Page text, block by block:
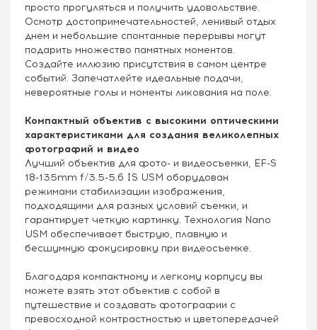
просто прогуляться и получить удовольствие.
Осмотр достопримечательностей, ленивый отдых
днем и небольшие спонтанные перерывы могут
подарить множество памятных моментов.
Создайте иллюзию присутствия в самом центре
событий. Запечатлейте идеальные подачи,
невероятные голы и моменты ликования на поле.
Компактный объектив с высокими оптическими
характеристиками для создания великолепных
фотографий и видео
Лучший объектив для фото- и видеосъемки, EF-S
18-135mm f/3.5-5.6 IS USM оборудован
режимами стабилизации изображения,
подходящими для разных условий съемки, и
гарантирует четкую картинку. Технология Nano
USM обеспечивает быструю, плавную и
бесшумную фокусировку при видеосъемке.
Благодаря компактному и легкому корпусу вы
можете взять этот объектив с собой в
путешествие и создавать фотографии с
превосходной контрастностью и цветопередачей